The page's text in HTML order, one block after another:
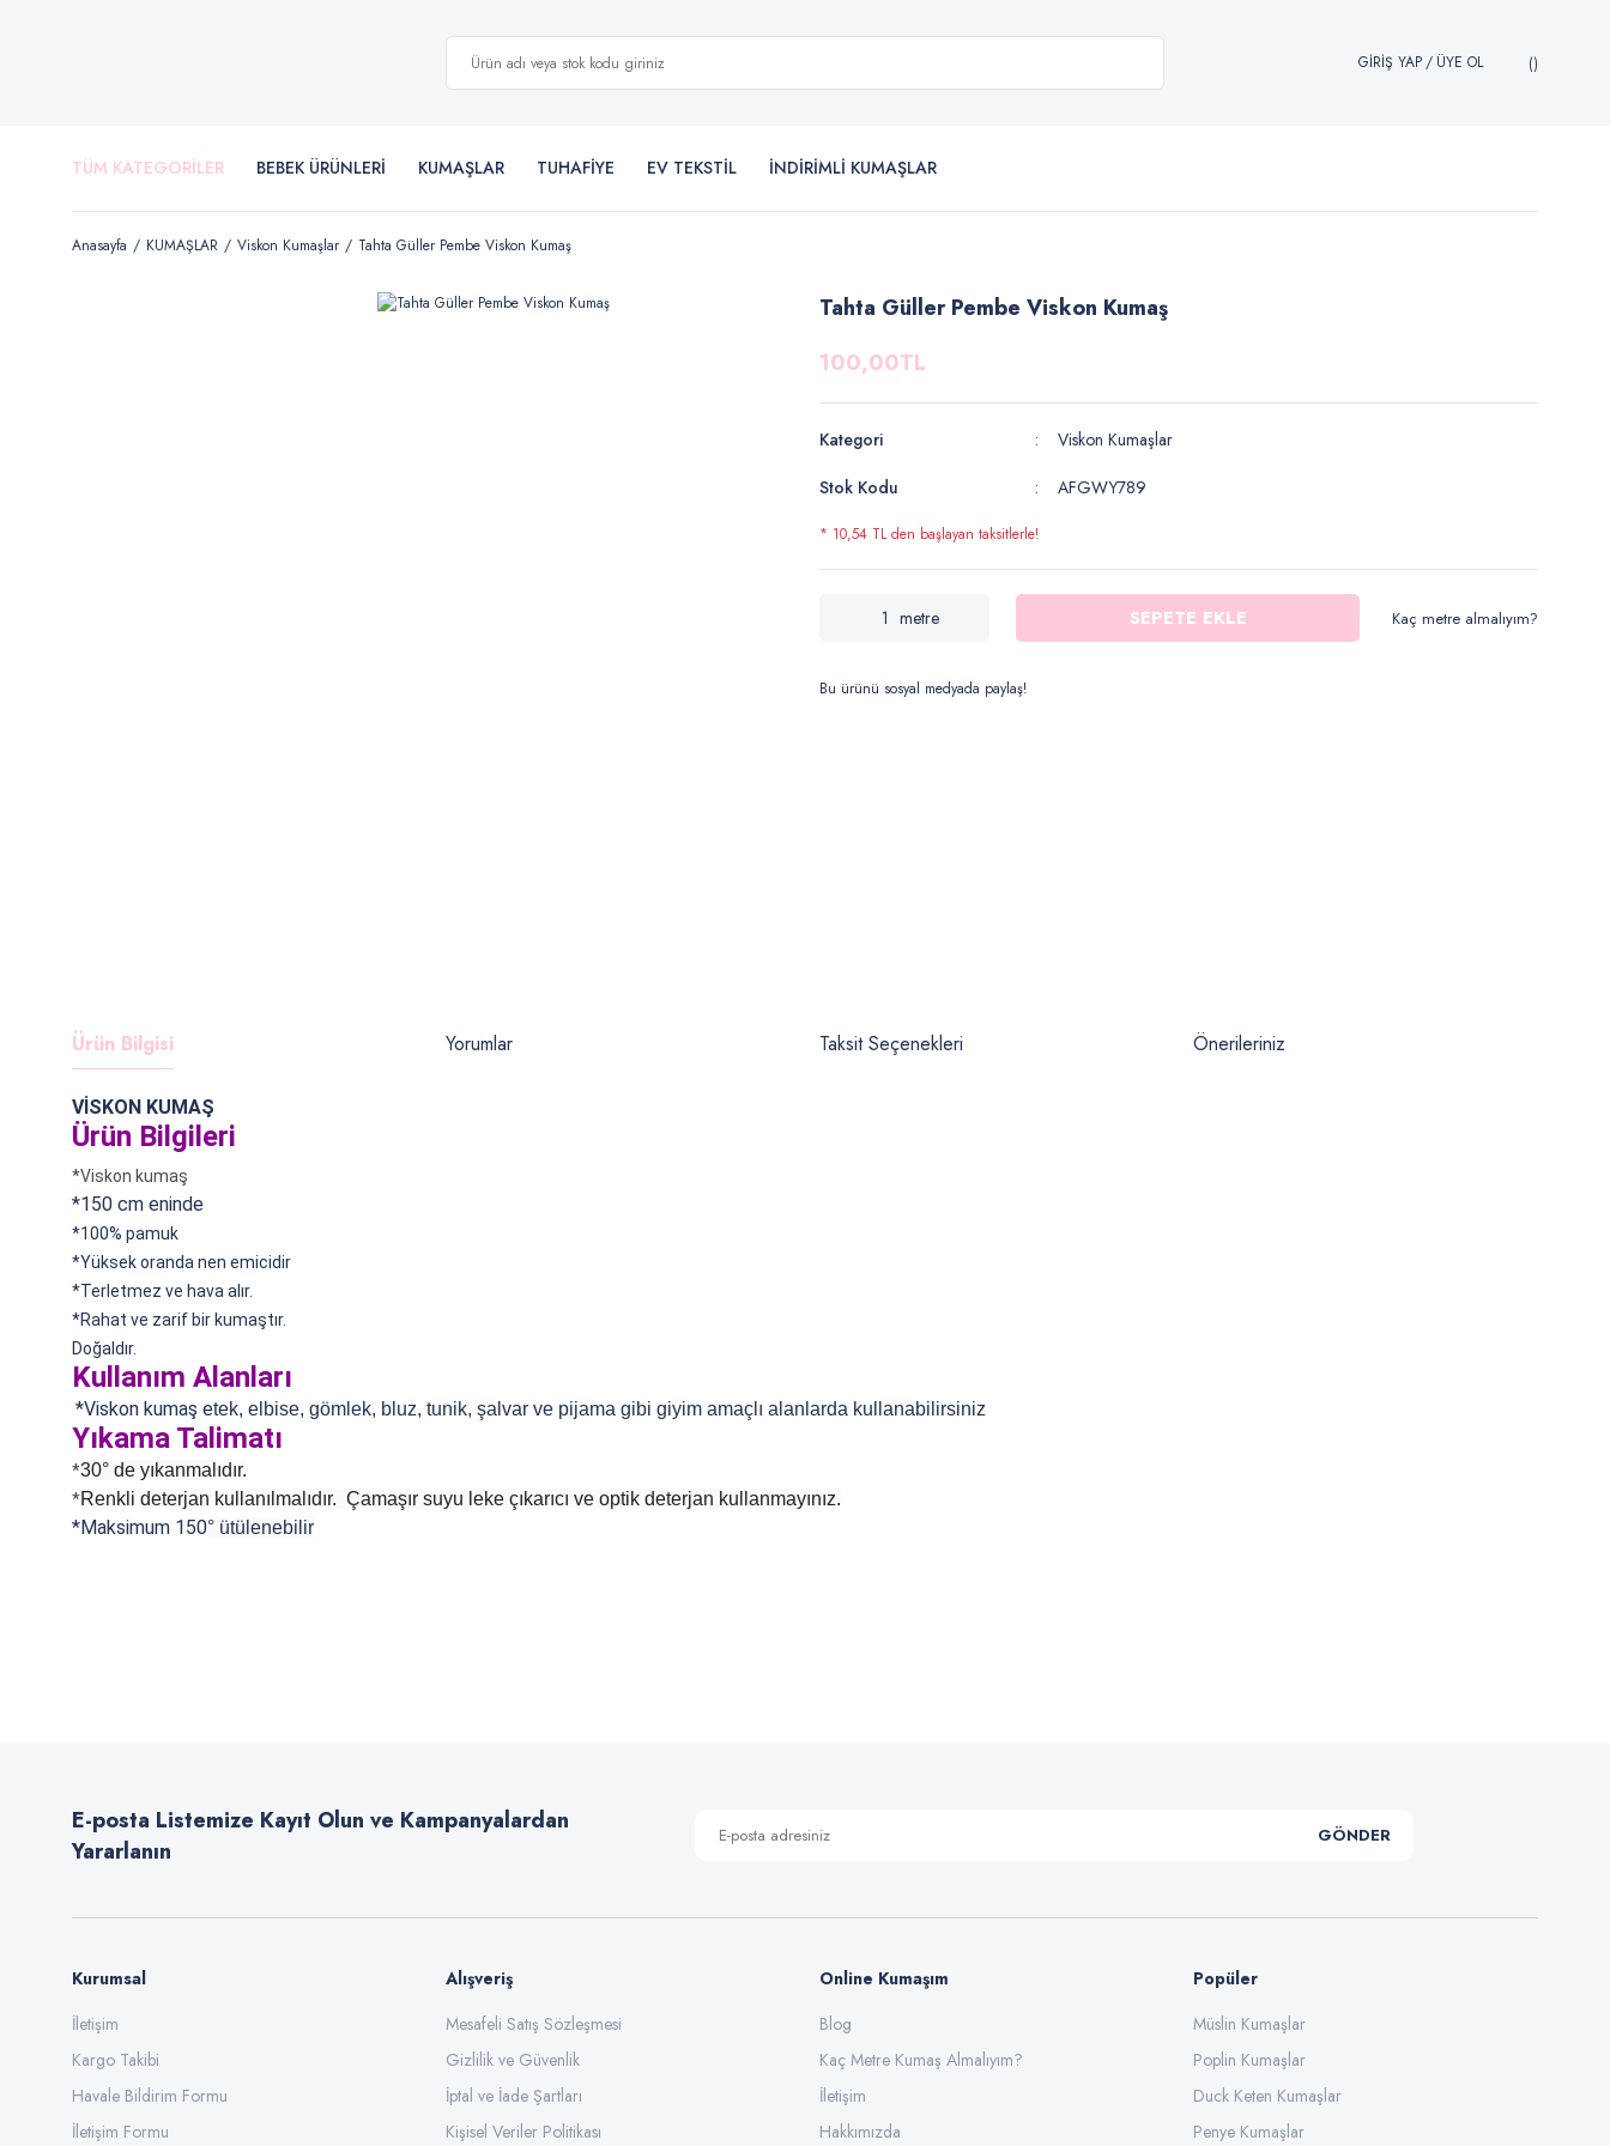
GİRİŞ YAP/ ÜYE OL
TÜM KATEGORİLER BEBEK ÜRÜNLERİ KUMAŞLAR TUHAFİYE EV TEKSTİL İNDİRİMLİ KUMAŞLAR
Anasayfa KUMAŞLAR Viskon Kumaşlar Tahta Güller Pembe Viskon Kumaş
Tahta Güller Pembe Viskon Kumaş
100,00TL
Kategori
Viskon Kumaşlar
Stok Kodu
AFGWY789
* 10,54 TL den başlayan taksitlerle!
metre SEPETE EKLE Kaç metre almalıyım?
Bu ürünü sosyal medyada paylaş!
Ürün Bilgisi Yorumlar Taksit Seçenekleri Önerileriniz
VİSKON KUMAŞ
Ürün Bilgileri
*Viskon kumaş
*150 cm eninde
*100% pamuk
*Yüksek oranda nen emicidir
*Terletmez ve hava alır.
*Rahat ve zarif bir kumaştır.
Doğaldır.
Kullanım Alanları
*Viskon kumaş etek, elbise, gömlek, bluz, tunik, şalvar ve pijama gibi giyim amaçlı alanlarda kullanabilirsiniz
Yıkama Talimatı
*30° de yıkanmalıdır.
*Renkli deterjan kullanılmalıdır. Çamaşır suyu leke çıkarıcı ve optik deterjan kullanmayınız.
*Maksimum 150° ütülenebilir
Ürün bilgilerinde hatalar bulunuyor.
Ürün fiyatı diğer sitelerden daha pahalı.
Gönder
E-posta Listemize Kayıt Olun ve Kampanyalardan
Yararlanın
GÖNDER
Kurumsal
İletişim
Kargo Takibi
Havale Bildirim Formu
İletişim Formu
Alışveriş
Mesafeli Satış Sözleşmesi
Gizlilik ve Güvenlik
İptal ve İade Şartları
Kişisel Veriler Politikası
Online Kumaşım
Blog
Kaç Metre Kumaş Almalıyım?
İletişim
Hakkımızda
Popüler
Müslin Kumaşlar
Poplin Kumaşlar
Duck Keten Kumaşlar
Penye Kumaşlar